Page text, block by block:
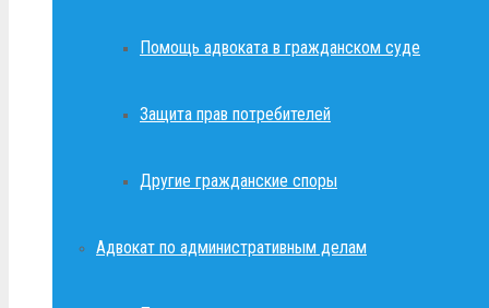
Помощь адвоката в гражданском суде
Защита прав потребителей
Другие гражданские споры
Адвокат по административным делам